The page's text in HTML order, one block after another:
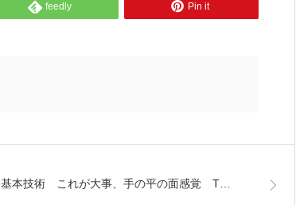
feedly Pin it
基本技術 これが大事、手の平の面感覚 T…